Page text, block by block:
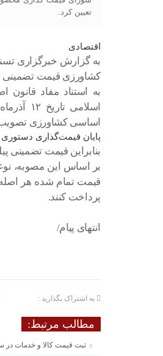
تعیین کرد.
اقتصادی
به گزارش خبرگزاری
کشاورزی قیمت تضمینی هر کیلوگرم
به استناد مفاد
اساسی کشاورزی
پایان قیمت‌گذاری
بنابراین قیمت تضمینی پیله تر ابریشم برای
پرداخت کنند.
انتهای پیام/
به اشتراک بگذارید :
مطالب مرتبط:
ثبت قیمت کالا و خدمات در سامانه ۱۲۴